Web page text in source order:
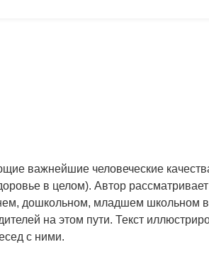
важнейшие человеческие
в целом). Автор
дошкольном, младшем школьном
на этом пути. Текст
с ними.